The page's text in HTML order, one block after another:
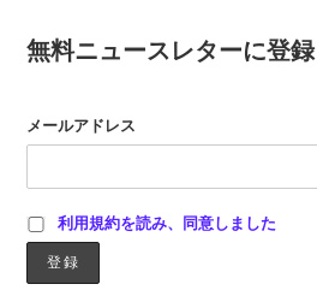
無料ニュースレターに登録
メールアドレス
利用規約を読み、同意しました